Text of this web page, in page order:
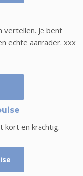
vertellen. Je bent
echte aanrader. xxx
kort en krachtig.